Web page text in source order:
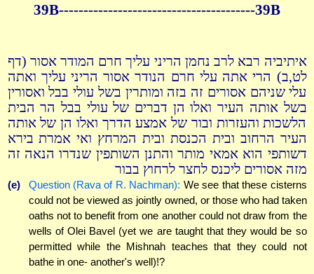
39B----------------------------------------39B
איתיביה רבא לרב נחמן הריני עליך חרם המודר אסור (דף
לט,ב) הרי אתה עלי חרם הנודר אסור הריני עליך ואתה
עלי שניהם אסורים זה בזה ומותרין בשל עולי בבל ואסורין
בשל אותה העיר ואלו הן דברים של עולי בבל הר הבית
הלשכות והעזרות ובור של אמצע הדרך ואלו הן של אותה
העיר הרחוב ובית הכנסת ובית המרחץ ואי אמרת בירא
דשותפי הוא אמאי מותר והתנן השותפין שנדרו הנאה זה
מזה אסורים ליכנס לחצר לרחוץ בבור
(e) Question (Rava of R. Nachman): We see that these cisterns
could not be viewed as jointly owned, or those who had taken
oaths not to benefit from one another could not draw from the
wells of Olei Bavel (yet we are taught that they would be so
permitted while the Mishnah teaches that they could not
bathe in one- another's well)!?